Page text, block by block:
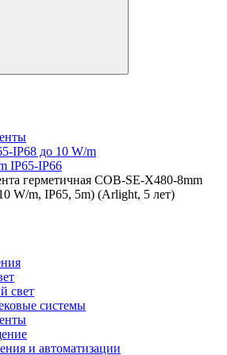
IP68 до 10 W/m
IP65-IP66
герметичная COB-SE-X480-8mm
W/m, IP65, 5m) (Arlight, 5 лет)
свет
системы
и автоматизации